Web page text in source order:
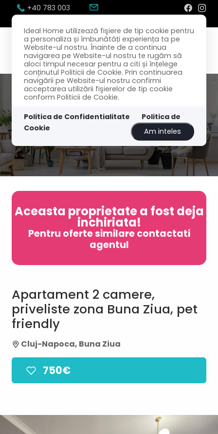
Ideal Home utilizează fişiere de tip cookie pentru
a personaliza și îmbunătăți experiența ta pe
Website-ul nostru. Înainte de a continua
navigarea pe Website-ul nostru te rugăm să
aloci timpul necesar pentru a citi și înțelege
conținutul Politicii de Cookie. Prin continuarea
navigării pe Website-ul nostru confirmi
acceptarea utilizării fişierelor de tip cookie
conform Politicii de Cookie.
Politica de Confidentialitate
Politica de
Cookie
Am inteles
+40 783 003
Aceasta proprietate a fost deja
inchiriata!
Pentru oferte similare contactati
agentul
Apartament 2 camere,
priveliste zona Buna Ziua, pet
friendly
Cluj-Napoca, Buna Ziua
750€